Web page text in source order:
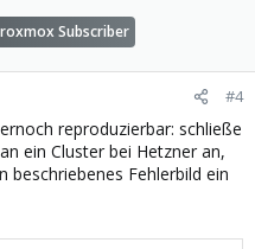
CIFS VFS: Free
Status code
Subscriber
#4
reproduzierbar: schließe
ein Cluster bei Hetzner an,
beschriebenes Fehlerbild ein